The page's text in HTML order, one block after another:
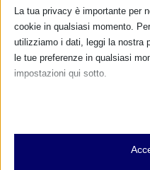
a.it?
La tua privacy è importante per
cookie in qualsiasi momento.
utilizziamo i dati, leggi la nostra
le tue preferenze in qualsiasi
impostazioni qui sotto.
Essenziali
I cookie e i servizi essenziali